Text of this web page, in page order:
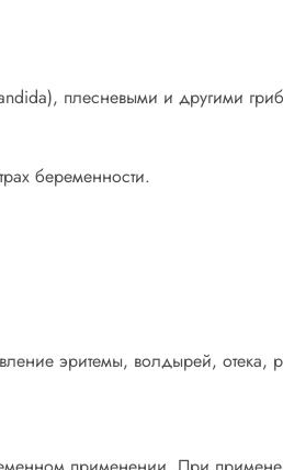
плесневыми и другими
беременности.
эритемы, волдырей, отека,